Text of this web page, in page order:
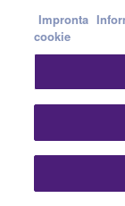
margine di
prezioso per il
altri ambienti
problema.
Aggiunto con
della
canali. Dal
Impronta
cookie